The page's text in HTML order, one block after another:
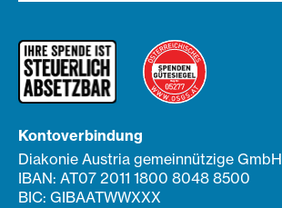
Kontoverbindung
Diakonie Austria gemeinnützige GmbH
IBAN: AT07 2011 1800 8048 8500
BIC: GIBAATWWXXX